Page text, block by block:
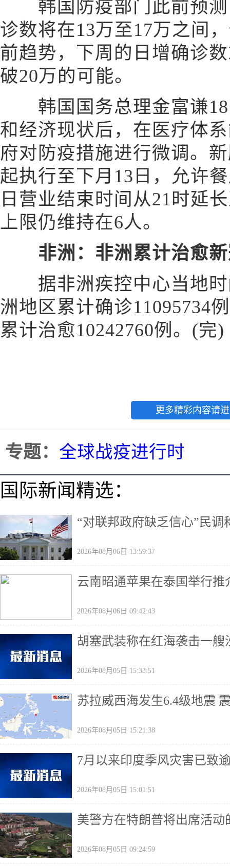
韩国防疫部门此前预测
诊数将在13万至17万之间
前趋势，下周的日增确诊
破20万的可能。
韩国国务总理金富谦18
和经济现状后，在医疗体
府对防疫措施进行微调。
起执行至下月13日，允许
日营业结束时间从21时延
上限仍维持在6人。
非洲：非洲累计治愈
据非洲疾控中心当地时
洲地区累计确诊11095734
累计治愈10242760例。(完)
更多精彩内容请
专题： 全球战疫进行时
国际新闻精选：
“对联邦政府缺乏信心”民
2026年08月06日 13:59:37
云南昭通苹果在泰国举行推
2026年08月06日 09:42:43
胡塞武装称在红海袭击一艘
2026年08月05日 15:33:51
苏拉威西海发生6.4级地震
2026年08月05日 15:21:38
7月以来印度季风灾害已致
2026年08月05日 15:01:51
美警方在特朗普将出席活
2026年08月05日 09:24:59